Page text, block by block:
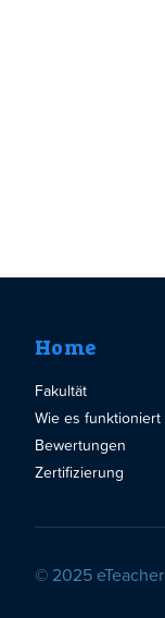
Home
Fakultät
Wie es funktioniert
Bewertungen
Zertifizierung
© 2025